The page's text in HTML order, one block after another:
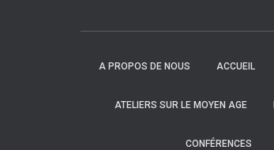
A PROPOS DE NOUS ACCUEIL
ATELIERS SUR LE MOYEN AGE
CONFÉRENCES